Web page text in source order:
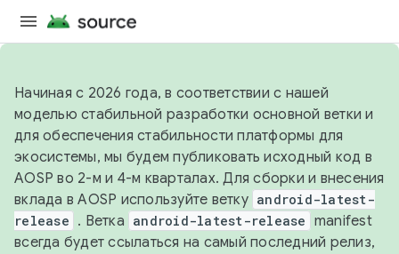
Начиная с 2026 года, в соответствии с нашей
моделью стабильной разработки основной ветки и
для обеспечения стабильности платформы для
экосистемы, мы будем публиковать исходный код в
AOSP во 2-м и 4-м кварталах. Для сборки и внесения
вклада в AOSP используйте ветку android-latest-
release . Ветка android-latest-release manifest
всегда будет ссылаться на самый последний релиз,